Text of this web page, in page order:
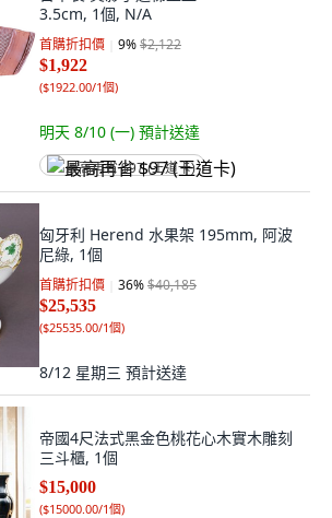
3.5cm, 1個, N/A
首購折扣價 9%$2,122
$1,922
($1922.00/1個)
明天 8/10 (一) 預計送達
最高再省 $97 (王道卡)
匈牙利 Herend 水果架 195mm, 阿波
尼綠, 1個
首購折扣價 36%$40,185
$25,535
($25535.00/1個)
8/12 星期三 預計送達
帝國4尺法式黑金色桃花心木實木雕刻
三斗櫃, 1個
$15,000
($15000.00/1個)